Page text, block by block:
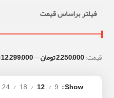
فیلتر براساس قیمت
قيمت:2,250,000 تومان —12,299,000 تومان
Show
9
12
18
24